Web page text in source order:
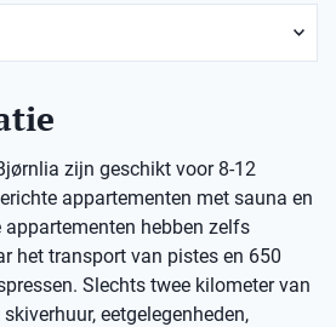
zijn geschikt voor 8-12
appartementen met sauna en
appartementen hebben zelfs
het transport van pistes en 650
Slechts twee kilometer van
eetgelegenheden,